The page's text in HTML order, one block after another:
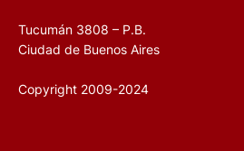
Tucumán 3808 – P.B.
Ciudad de Buenos Aires
Copyright 2009-2024